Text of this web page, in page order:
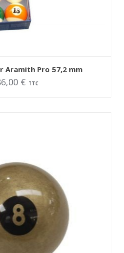
Aramith Pro 57,2 mm
€ TTC